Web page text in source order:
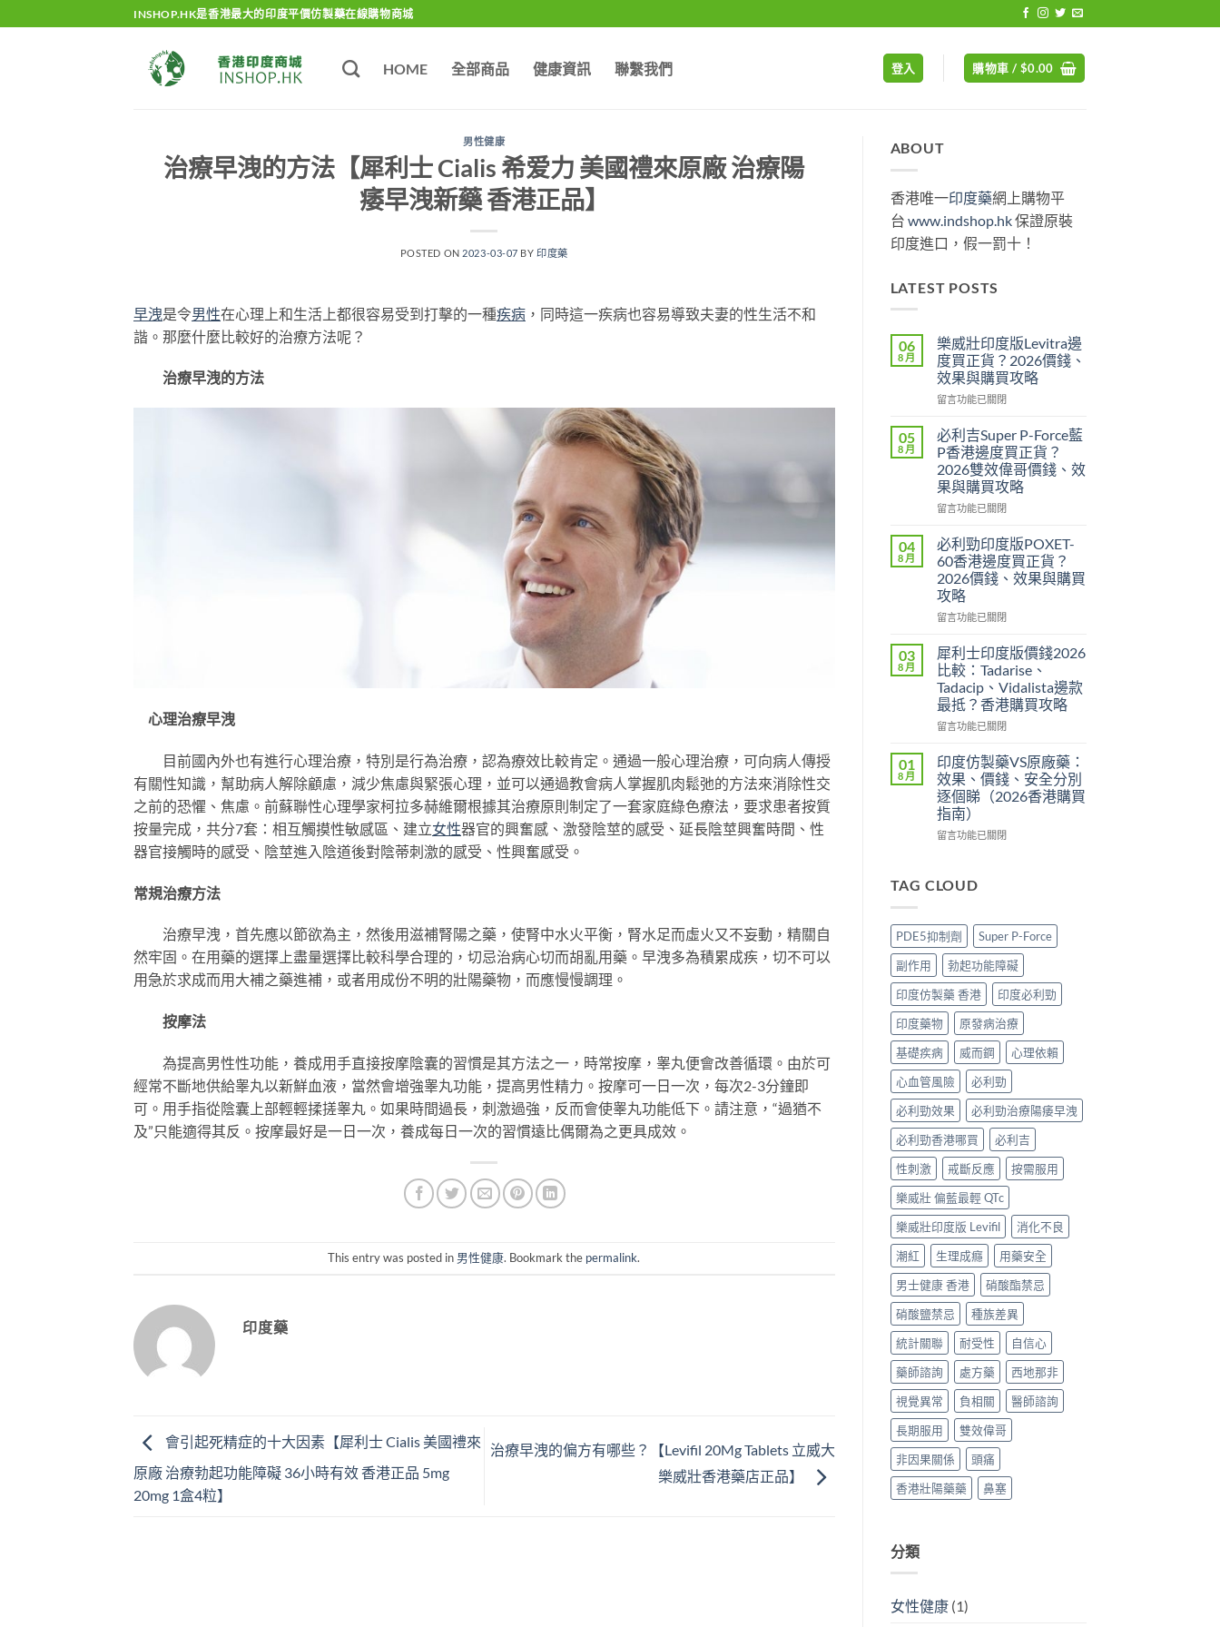
to
INSHOP.HK是香港最大的印度平價仿製藥在線購物商城
HOME 全部商品 健康資訊 聯繫我們 登入 購物車 / $0.00
男性健康
治療早洩的方法【犀利士 Cialis 希爱力 美國禮來原廠 治療陽
痿早洩新藥 香港正品】
POSTED ON 2023-03-07 BY 印度藥
早洩是令男性在心理上和生活上都很容易受到打擊的一種疾病 ，同時這一疾病也容易導致夫妻的性生活不和
諧。那麼什麼比較好的治療方法呢？
治療早洩的方法
心理治療早洩
目前國內外也有進行心理治療，特別是行為治療，認為療效比較肯定。通過一般心理治療，可向病人傳授
有關性知識，幫助病人解除顧慮，減少焦慮與緊張心理，並可以通過教會病人掌握肌肉鬆弛的方法來消除性交
之前的恐懼、焦慮。前蘇聯性心理學家柯拉多赫維爾根據其治療原則制定了一套家庭綠色療法，要求患者按質
按量完成，共分7套：相互觸摸性敏感區、建立女性器官的興奮感、激發陰莖的感受、延長陰莖興奮時間、性
器官接觸時的感受、陰莖進入陰道後對陰蒂刺激的感受、性興奮感受。
常規治療方法
治療早洩，首先應以節欲為主，然後用滋補腎陽之藥，使腎中水火平衡，腎水足而虛火又不妄動，精關自
然牢固。在用藥的選擇上盡量選擇比較科學合理的，切忌治病心切而胡亂用藥。早洩多為積累成疾，切不可以
用急於求成而用大補之藥進補，或者用成份不明的壯陽藥物，而應慢慢調理。
按摩法
為提高男性性功能，養成用手直接按摩陰囊的習慣是其方法之一，時常按摩，睾丸便會改善循環。由於可
經常不斷地供給睾丸以新鮮血液，當然會增強睾丸功能，提高男性精力。按摩可一日一次，每次2-3分鐘即
可。用手指從陰囊上部輕輕揉搓睾丸。如果時間過長，刺激過強，反而會使睾丸功能低下。請注意，“過猶不
及”只能適得其反。按摩最好是一日一次，養成每日一次的習慣遠比偶爾為之更具成效。
This entry was posted in 男性健康. Bookmark the permalink.
印度藥
會引起死精症的十大因素【犀利士 Cialis 美國禮來
原廠 治療勃起功能障礙 36小時有效 香港正品 5mg
20mg 1盒4粒】
治療早洩的偏方有哪些？【Levifil 20Mg Tablets 立威大
樂威壯香港藥店正品】
ABOUT
香港唯一印度藥網上購物平
台 www.indshop.hk保證原裝
印度進口，假一罰十！
LATEST POSTS
06
8 月
樂威壯印度版Levitra邊
度買正貨？2026價錢、
效果與購買攻略
在
威
壯
印
度
版
Levitra
度
買
正
貨？
2026
價
效
果
與
購
買
攻
中
留言功能已關閉
05
8 月
必利吉Super P-Force藍
P香港邊度買正貨？
2026雙效偉哥價錢、效
果與購買攻略
在
利
吉
Super
P-
Force
藍
香
港
邊
度
買
正
2026
雙
效
偉
哥
價
與
買
攻
略〉
留言功能已關閉
04
8 月
必利勁印度版POXET-
60香港邊度買正貨？
2026價錢、效果與購買
攻略
在
利
勁
印
度
版
POXET-
香
港
邊
度
買
正
價
錢、
果
與
購
攻
略〉
中
留言功能已關閉
03
8 月
犀利士印度版價錢2026
比較：Tadarise、
Tadacip、Vidalista邊款
最抵？香港購買攻略
在
利
士
印
度
版
價
比
Tadacip、
Vidalista
邊
款
最
抵？
香
港
購
買
攻
略〉
中
留言功能已關閉
01
8 月
印度仿製藥VS原廠藥：
效果、價錢、安全分別
逐個睇（2026香港購買
指南）
在
仿
VS
原
廠
藥：
效
果、
價
錢、
安
全
分
別
逐
個
睇
（2026
港
購
買
指
南）〉
中
留言功能已關閉
TAG CLOUD
PDE5抑制劑
Super P-Force
副作用
勃起功能障礙
印度仿製藥 香港
印度必利勁
印度藥物
原發病治療
基礎疾病
威而鋼
心理依賴
心血管風險
必利勁
必利勁效果
必利勁治療陽痿早洩
必利勁香港哪買
必利吉
性刺激
戒斷反應
按需服用
樂威壯 偏藍最輕 QTc
樂威壯印度版 Levifil
消化不良
潮紅
生理成癮
用藥安全
男士健康 香港
硝酸酯禁忌
硝酸鹽禁忌
種族差異
統計關聯
耐受性
自信心
藥師諮詢
處方藥
西地那非
視覺異常
負相關
醫師諮詢
長期服用
雙效偉哥
非因果關係
頭痛
香港壯陽藥藥
鼻塞
分類
女性健康(1)